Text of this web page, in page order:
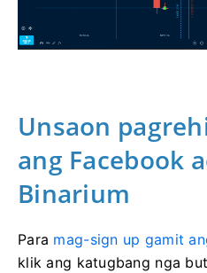
Unsaon
ang Facebook
Binarium
Para mag-sign up gamit
klik ang katugbang nga